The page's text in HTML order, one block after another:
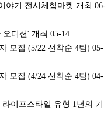
야기 전시체험마켓 개최 06-
오디션' 개최 05-14
모집 (5/22 선착순 4팀) 05-
모집 (4/24 선착순 4팀) 04-
이프스타일 유형 1년의 기